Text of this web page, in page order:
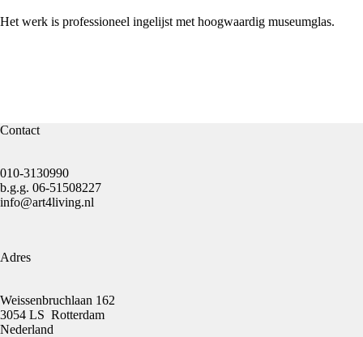
Het werk is professioneel ingelijst met hoogwaardig museumglas.
Contact
010-3130990
b.g.g. 06-51508227
info@art4living.nl
Adres
Weissenbruchlaan 162
3054 LS Rotterdam
Nederland